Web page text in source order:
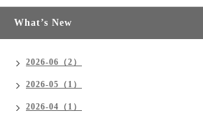
What’s New
2026-06（2）
2026-05（1）
2026-04（1）